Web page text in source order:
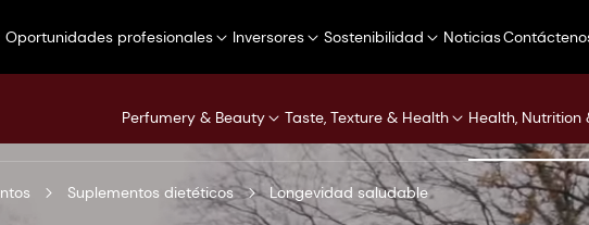
Oportunidades profesionales Inversores Sostenibilidad Noticias
Perfumery & Beauty Taste, Texture & Health Health, Nutrition
Suplementos dietéticos Longevidad saludable